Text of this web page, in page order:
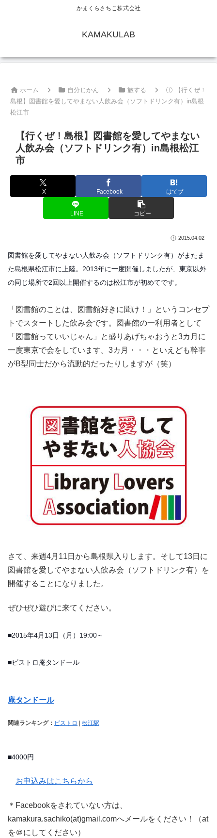
かまくらさちこ株式会社
KAMAKULAB
ホーム 自分じかん 旅する
【行くぜ！
島根】図書館を愛してやまない人飲み会（ソフトドリンク有）in島根
松江市
【行くぜ！島根】図書館を愛してやまない
人飲み会（ソフトドリンク有）in島根松江
市
X Facebook はてブ
LINE コピー
2015.04.02
図書館を愛してやまない人飲み会（ソフトドリンク有）がまたま
た島根県松江市に上陸。 2013年に一度開催しましたが、東京以外
の同じ場所で2回以上開催するのは松江市が初めてです。
「図書館のことは、図書館好きに聞け！」というコンセプ
トでスタートした飲み会です。図書館の一利用者として
「図書館っていいじゃん」と盛りあげちゃおうと3カ月に
一度東京で会をしています。3カ月・・・といえども幹事
がB型同士だから流動的だったりしますが（笑）
さて、来週4月11日から島根県入りします。そして13日に
図書館を愛してやまない人飲み会（ソフトドリンク有）を
開催することになりました。
ぜひぜひ遊びに来てください。
■2015年4月13日（月）19:00～
■ビストロ庵タンドール
庵タンドール
関連ランキング： ビストロ | 松江駅
■4000円
お申込みはこちらから
＊Facebookをされていない方は、
kamakura.sachiko(at)gmail.comへメールをください！（at
を＠にしてください）